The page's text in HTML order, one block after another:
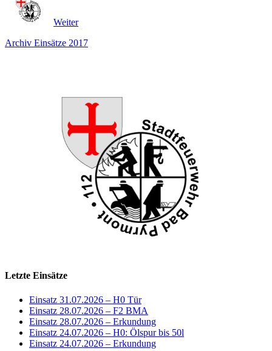
Weiter
Archiv Einsätze 2017
Letzte Einsätze
Einsatz 31.07.2026 – H0 Tür
Einsatz 28.07.2026 – F2 BMA
Einsatz 28.07.2026 – Erkundung
Einsatz 24.07.2026 – H0: Ölspur bis 50l
Einsatz 24.07.2026 – Erkundung